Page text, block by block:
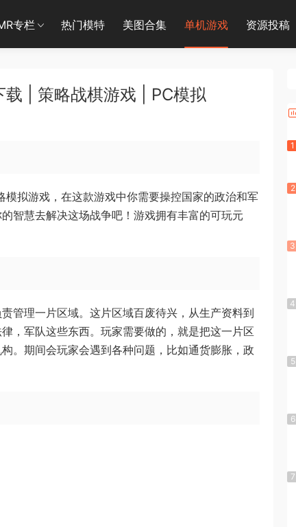
专栏 热门模特 美图合集 单机游戏 资源投稿
载 | 策略战棋游戏 | PC模拟
模拟游戏，在这款游戏中你需要操控国家的政治和军
智慧去解决这场战争吧！游戏拥有丰富的可玩元
管理一片区域。这片区域百废待兴，从生产资料到
，军队这些东西。玩家需要做的，就是把这一片区
。期间会玩家会遇到各种问题，比如通货膨胀，政
1
2
3
4
5
6
7